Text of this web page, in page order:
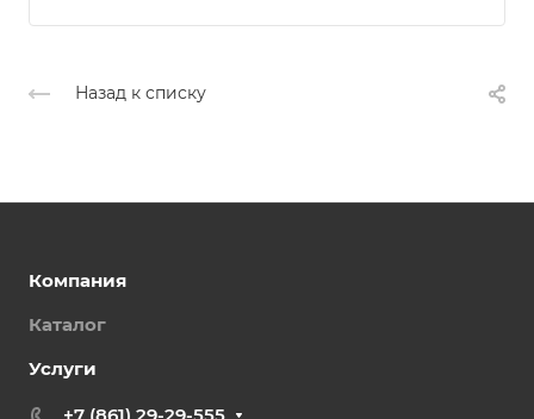
Назад к списку
Компания
Каталог
Услуги